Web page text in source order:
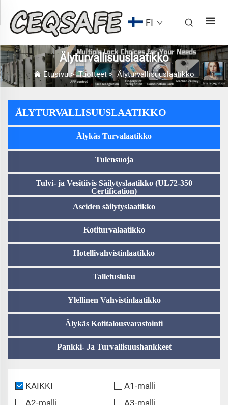
FI
Älyturvallisuuslaatikko
Etusivu>Tuotteet> Älyturvallisuuslaatikko
ÄLYTURVALLISUUSLAATIKKO
Älykäs Turvalaatikko
Tulensuoja
Tulvi- ja Vesitiivis Säilytyslaatikko (UL72-350
Certification)
Aseiden säilytyslaatikko
Kotiturvalaatikko
Hotellivahvistinlaatikko
Talletusluku
Ylellinen Vahvistinlaatikko
Älykäs Kotitalousvarastointi
Pankki- Ja Turvallisuushankkeet
KAIKKI
A1-malli
A2-malli
A3-malli